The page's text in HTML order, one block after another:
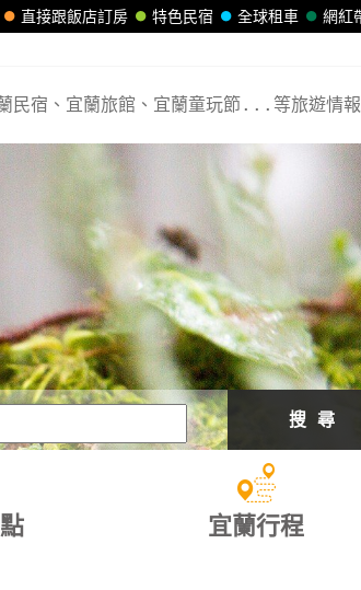
網紅
全球租車
特色民宿
直接跟飯店訂房
民宿、宜蘭旅館、宜蘭童玩節...等旅遊情
搜 尋
宜蘭行程